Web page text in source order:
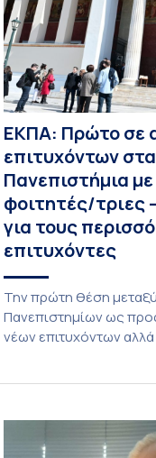
ΕΚΠΑ: Πρώτο σε
επιτυχόντων
Πανεπιστήμια
φοιτητές/τριες
για τους
επιτυχόντες
Την πρώτη θέση
Πανεπιστημίων ως
νέων επιτυχόντων
με συγκεντρωτική
αποτελεσμάτων